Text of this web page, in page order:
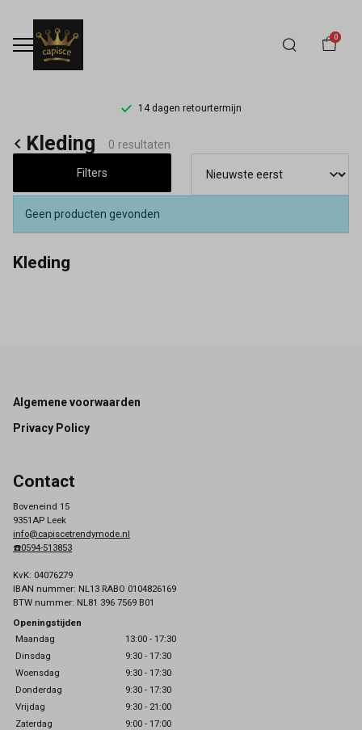
0
14 dagen retourtermijn
Kleding
Capisce
Mode
Kleding 0 resultaten
Filters
Geen producten gevonden
Kleding
Footer
Algemene voorwaarden
Privacy Policy
Contact
Boveneind 15
9351AP Leek
info@capiscetrendymode.nl
☎️0594-513853
KvK: 04076279
IBAN nummer: NL13 RABO 0104826169
BTW nummer: NL81 396 7569 B01
Openingstijden
Maandag
13:00 - 17:30
Dinsdag
9:30 - 17:30
Woensdag
9:30 - 17:30
Donderdag
9:30 - 17:30
Vrijdag
9:30 - 21:00
Zaterdag
9:00 - 17:00